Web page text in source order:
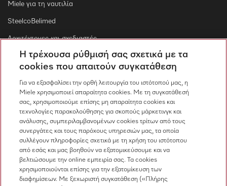
Miele για τη ναυτιλία
SteelcoBelimed
Αρχιτέκτονες και σχεδιαστές
Για εμπορικούς συνεργάτες
Επικοινωνία
Επισκόπηση επικοινωνίας
Πωλήσεις
210 6794444
Εξυπηρέτηση πελατών
210 6794444
Η τρέχουσα ρύθμισή σας σχετικά με τα
cookies που απαιτούν συγκατάθεση
Για να εξασφαλίσει την ορθή λειτουργία του ιστότοπού μας, η
Miele χρησιμοποιεί απαραίτητα cookies. Με τη συγκατάθεσή
σας, χρησιμοποιούμε επίσης μη απαραίτητα cookies και
τεχνολογίες παρακολούθησης για σκοπούς μάρκετινγκ και
ανάλυσης, συμπεριλαμβανομένων cookies τρίτων από τους
συνεργάτες και τους παρόχους υπηρεσιών μας, τα οποία
συλλέγουν πληροφορίες σχετικά με τη χρήση του ιστότοπου
από εσάς και μας βοηθούν να εξατομικεύσουμε και να
βελτιώσουμε την online εμπειρία σας. Τα cookies
χρησιμοποιούνται επίσης για την εξατομίκευση των
διαφημίσεων. Με ξεχωριστή συγκατάθεση («Πλήρης